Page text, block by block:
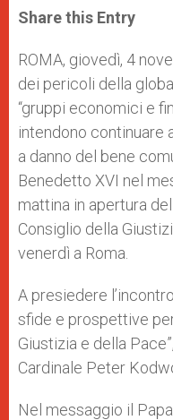
t
s
p
p
s
e
g
e
r
e
b
o
k
r
Share this Entry
ROMA, giovedì, 4
dei pericoli della
“gruppi economici e
intendono continuare
a danno del bene
Benedetto XVI nel
mattina in apertura
Consiglio della
venerdì a Roma.
A presiedere
sfide e prospettive
Giustizia e della
Cardinale Peter
Nel messaggio il